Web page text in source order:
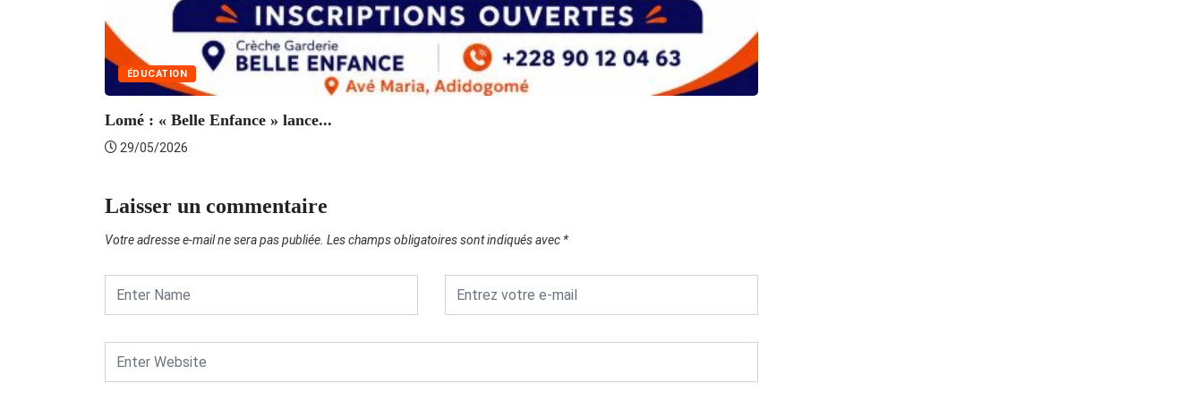
ÉDUCATION
Lomé : « Belle Enfance » lance...
29/05/2026
Laisser un commentaire
Votre adresse e-mail ne sera pas publiée. Les champs obligatoires sont indiqués avec *